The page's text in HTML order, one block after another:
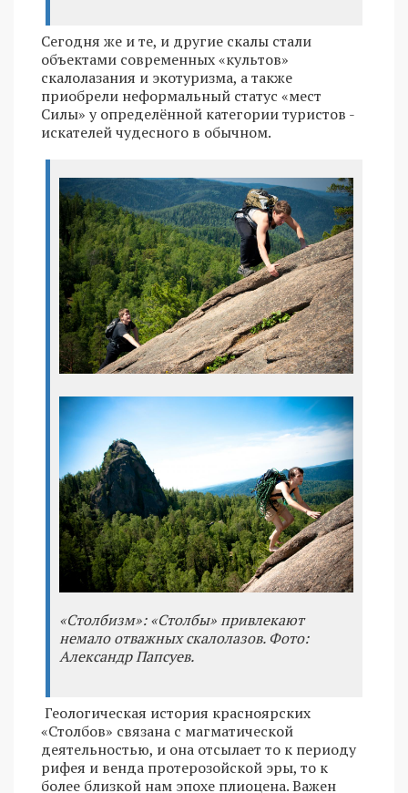
Сегодня же и те, и другие скалы стали
объектами современных «культов»
скалолазания и экотуризма, а также
приобрели неформальный статус «мест
Силы» у определённой категории туристов -
искателей чудесного в обычном.
«Столбизм»: «Столбы» привлекают
немало отважных скалолазов. Фото:
Александр Папсуев.
Геологическая история красноярских
«Столбов» связана с магматической
деятельностью, и она отсылает то к периоду
рифея и венда протерозойской эры, то к
более близкой нам эпохе плиоцена. Важен